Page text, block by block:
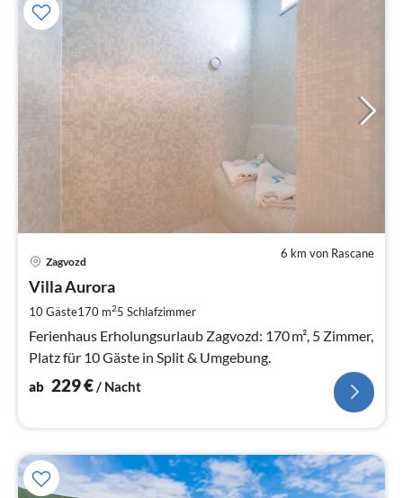
6 km von Rascane
Zagvozd
Villa Aurora
10 Gäste170 m25 Schlafzimmer
Ferienhaus Erholungsurlaub Zagvozd: 170 m², 5 Zimmer,
Platz für 10 Gäste in Split & Umgebung.
ab 229€/ Nacht